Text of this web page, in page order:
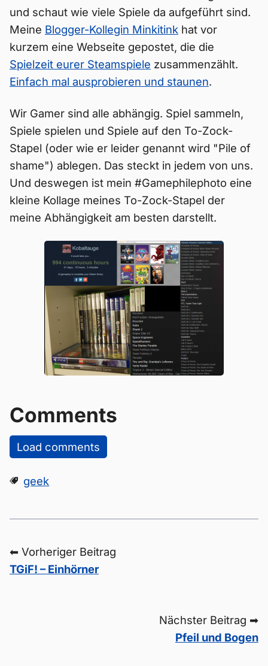
und schaut wie viele Spiele da aufgeführt sind.
Meine Blogger-Kollegin Minkitink hat vor
kurzem eine Webseite gepostet, die die
Spielzeit eurer Steamspiele zusammenzählt.
Einfach mal ausprobieren und staunen.
Wir Gamer sind alle abhängig. Spiel sammeln,
Spiele spielen und Spiele auf den To-Zock-
Stapel (oder wie er leider genannt wird "Pile of
shame") ablegen. Das steckt in jedem von uns.
Und deswegen ist mein #Gamephilephoto eine
kleine Kollage meines To-Zock-Stapel der
meine Abhängigkeit am besten darstellt.
Comments
Load comments
geek
⬅ Vorheriger Beitrag
TGiF! – Einhörner
Nächster Beitrag ➡
Pfeil und Bogen